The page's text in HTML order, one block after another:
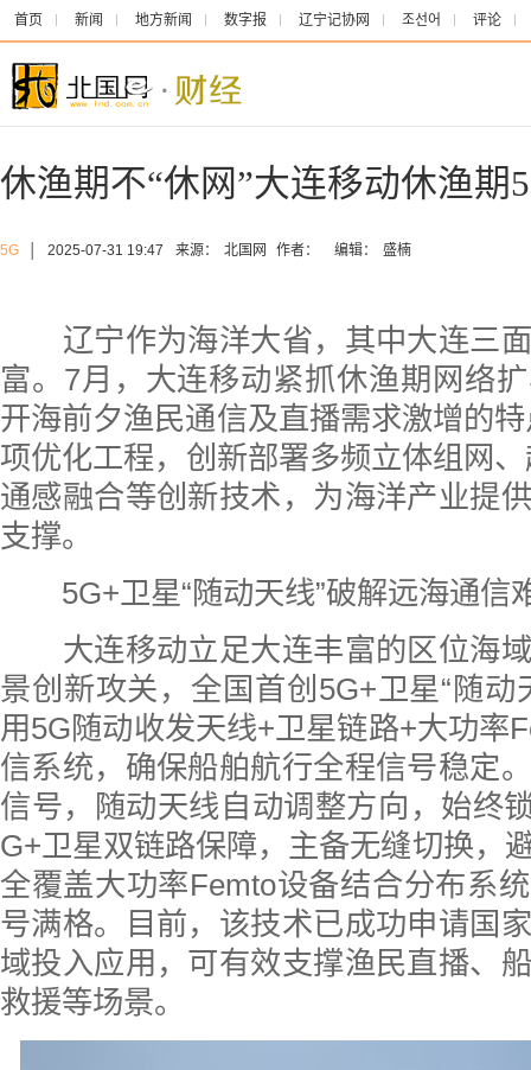
首页 新闻 地方新闻 数字报 辽宁记协网 조선어 评论
休渔期不“休网”大连移动休渔期
5G 2025-07-31 19:47 来源： 北国网 作者： 编辑： 盛楠
辽宁作为海洋大省，其中大连三面
富。7月，大连移动紧抓休渔期网络
开海前夕渔民通信及直播需求激增的
项优化工程，创新部署多频立体组网
通感融合等创新技术，为海洋产业提
支撑。
5G+卫星“随动天线”破解远海通信
大连移动立足大连丰富的区位海域
景创新攻关，全国首创5G+卫星“随动
用5G随动收发天线+卫星链路+大功率
信系统，确保船舶航行全程信号稳定
信号，随动天线自动调整方向，始终
G+卫星双链路保障，主备无缝切换，
全覆盖大功率Femto设备结合分布系
号满格。目前，该技术已成功申请国
域投入应用，可有效支撑渔民直播、
救援等场景。